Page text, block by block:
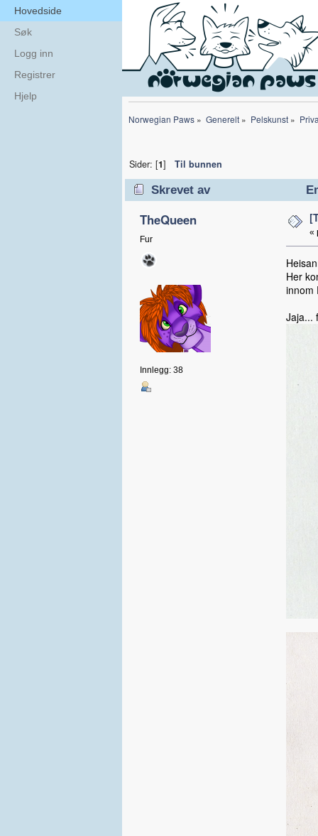
Hovedside
Søk
Logg inn
Registrer
Hjelp
Norwegian Paws » Generelt» Pelskunst»
Sider: [1] Til bunnen
Skrevet av
TheQueen
Fur
Innlegg: 38
«
Her
innom
Jaja...